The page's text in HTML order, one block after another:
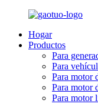
Hogar
Productos
Para
Para
Para motor
Para motor
Para motor